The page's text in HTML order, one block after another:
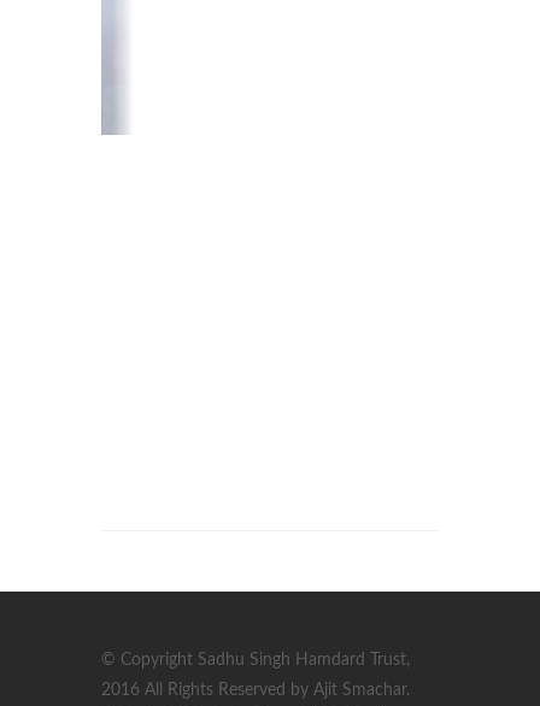
© Copyright Sadhu Singh Hamdard Trust,
2016 All Rights Reserved by Ajit Smachar.